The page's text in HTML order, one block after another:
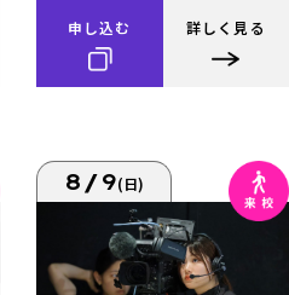
申し込む 詳しく見る
8/9(日)